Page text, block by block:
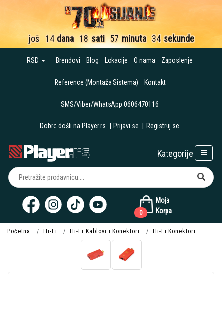
još 14 dana 18 sati 57 minuta 33 sekunde
RSD Brendovi Blog Lokacije O nama Zaposlenje
Reference (Montaža Sistema) Kontakt
SMS/Viber/WhatsApp 0606470116
Dobro došli na Player.rs Prijavi se Registruj se
Moja
Korpa
0
Kategorije
Početna Hi-Fi Hi-Fi Kablovi i Konektori Hi-Fi Konektori